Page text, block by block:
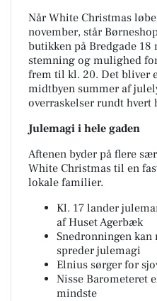
Når White Christmas
november, står
butikken på Bredgade 18
stemning og mulighed
frem til kl. 20. Det bliver
midtbyen summer af
overraskelser rundt hvert
Julemagi i hele gaden
Aftenen byder på flere
White Christmas til en
lokale familier.
Kl. 17 lander
af Huset Agerbæk
Snedronningen kan
spreder julemagi
Elnius sørger for
Nisse Barometeret
mindste